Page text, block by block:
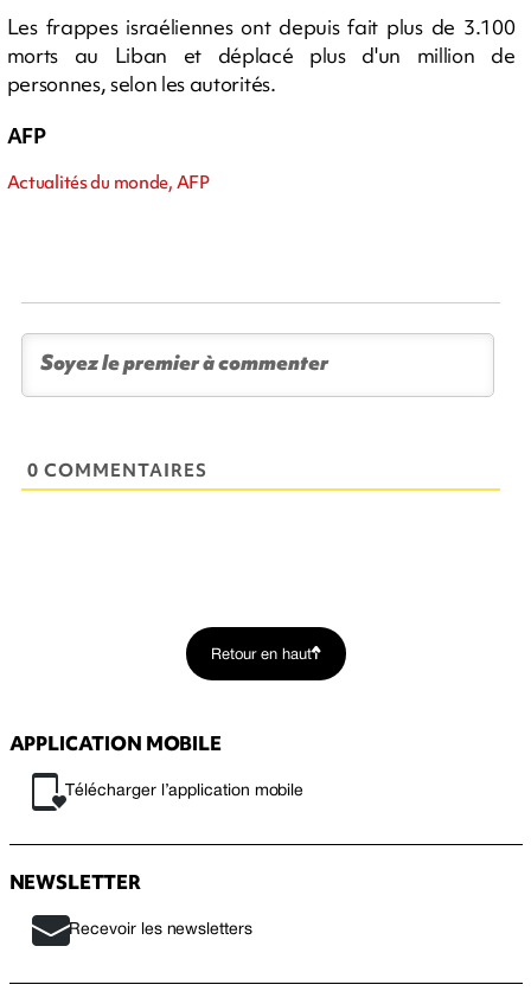
Les frappes israéliennes ont depuis fait plus de 3.100
morts au Liban et déplacé plus d'un million de
personnes, selon les autorités.
AFP
Actualités du monde, AFP
0 COMMENTAIRES
Retour en haut
APPLICATION MOBILE
Télécharger l’application mobile
NEWSLETTER
Recevoir les newsletters